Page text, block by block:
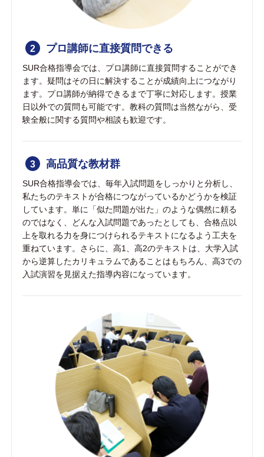
2 プロ講師に直接質問できる
SUR合格指導会では、プロ講師に直接質問することができ
ます。疑問はその日に解決することが成績向上につながり
ます。プロ講師が納得できるまで丁寧に対応します。授業
日以外での質問も可能です。教科の質問は当然ながら、受
験全般に関する質問や相談も歓迎です。
3 高品質な教材群
SUR合格指導会では、毎年入試問題をしっかりと分析し、
私たちのテキストが合格につながっているかどうかを検証
しています。単に「似た問題が出た」のような偶然に頼る
のではなく、どんな入試問題であったとしても、合格点以
上を取れる力を身につけられるテキストになるよう工夫を
重ねています。さらに、高1、高2のテキストは、大学入試
から逆算したカリキュラムであることはもちろん、高3での
入試演習を見据えた指導内容になっています。